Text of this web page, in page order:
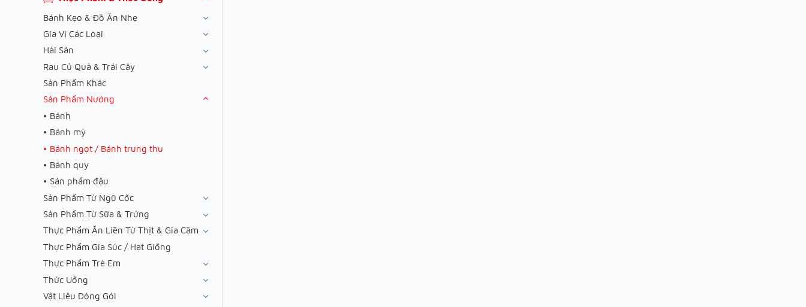
Bánh Kẹo & Đồ Ăn Nhẹ
Gia Vị Các Loại
Hải Sản
Rau Củ Quả & Trái Cây
Sản Phẩm Khác
Sản Phẩm Nướng
Bánh
Bánh mỳ
Bánh ngọt / Bánh trung thu
Bánh quy
Sản phẩm đậu
Sản Phẩm Từ Ngũ Cốc
Sản Phẩm Từ Sữa & Trứng
Thực Phẩm Ăn Liền Từ Thịt & Gia Cầm
Thực Phẩm Gia Súc / Hạt Giống
Thực Phẩm Trẻ Em
Thức Uống
Vật Liệu Đóng Gói